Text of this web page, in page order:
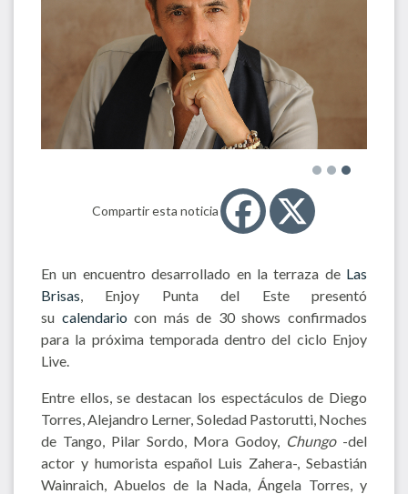
Compartir esta noticia
En un encuentro desarrollado en la terraza de Las
Brisas, Enjoy Punta del Este presentó
su calendario con más de 30 shows confirmados
para la próxima temporada dentro del ciclo Enjoy
Live.
Entre ellos, se destacan los espectáculos de Diego
Torres, Alejandro Lerner, Soledad Pastorutti, Noches
de Tango, Pilar Sordo, Mora Godoy, Chungo -del
actor y humorista español Luis Zahera-, Sebastián
Wainraich, Abuelos de la Nada, Ángela Torres, y